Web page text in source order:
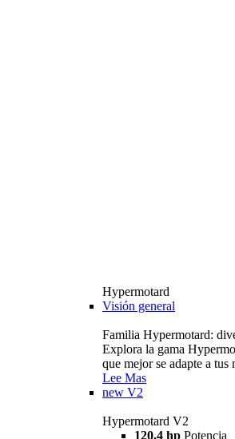
Hypermotard
Visión general
Familia Hypermotard:
Explora la gama
que mejor se adapte a tus
Lee Mas
new V2
Hypermotard V2
120,4 hp Potencia